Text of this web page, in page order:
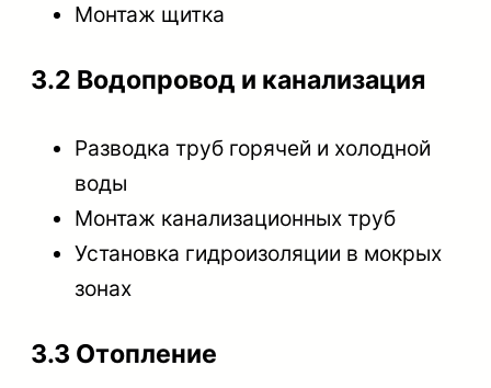
Монтаж щитка
3.2 Водопровод и канализация
Разводка труб горячей и холодной
воды
Монтаж канализационных труб
Установка гидроизоляции в мокрых
зонах
3.3 Отопление